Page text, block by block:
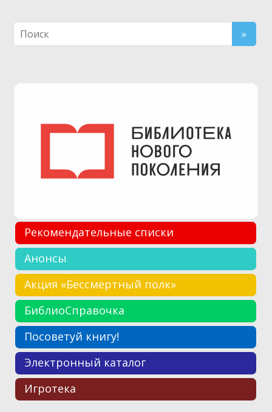
Рекомендательные списки
Анонсы
Акция «Бессмертный полк»
БиблиоСправочка
Посоветуй книгу!
Электронный каталог
Игротека